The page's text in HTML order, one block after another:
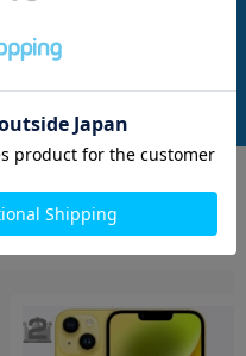
39,800 (税込)
もっと見る